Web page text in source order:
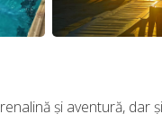
şi aventură, dar şi